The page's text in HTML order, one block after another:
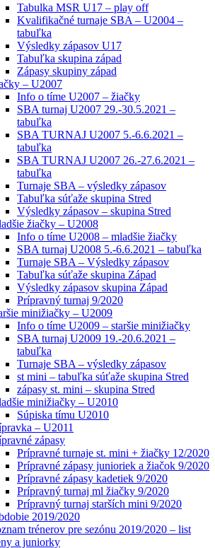
Tabulka MSR U17 – play off
Kvalifikačné turnaje SBA – U2004 –
tabuľka
Výsledky zápasov U17
Tabuľka skupina západ
Zápasy skupiny západ
– U2007
Info o tíme U2007 – žiačky
SBA turnaj U2007 29.-30.5.2021 –
tabuľka
SBA TURNAJ U2007 5.-6.6.2021 –
tabuľka
SBA TURNAJ U2007 26.-27.6.2021 –
tabuľka
Turnaje SBA – výsledky zápasov
Tabuľka súťaže skupina Stred
Výsledky zápasov – skupina Stred
žiačky – U2008
Info o tíme U2008 – mladšie žiačky
SBA turnaj U2008 5.-6.6.2021 – tabuľka
Turnaje SBA – Výsledky zápasov
Tabuľka súťaže skupina Západ
Výsledky zápasov skupina Západ
Prípravný turnaj 9/2020
minižiačky – U2009
Info o tíme U2009 – staršie minižiačky
SBA turnaj U2009 19.-20.6.2021 –
tabuľka
Turnaje SBA – výsledky zápasov
st mini – tabuľka súťaže skupina Stred
zápasy st. mini – skupina Stred
minižiačky – U2010
Súpiska tímu U2010
– U2011
zápasy
Prípravné turnaje st. mini + žiačky 12/2020
Prípravné zápasy junioriek a žiačok 9/2020
Prípravné zápasy kadetiek 9/2020
Prípravný turnaj ml žiačky 9/2020
Prípravný turnaj starších mini 9/2020
2019/2020
trénerov pre sezónu 2019/2020 – list
a juniorky